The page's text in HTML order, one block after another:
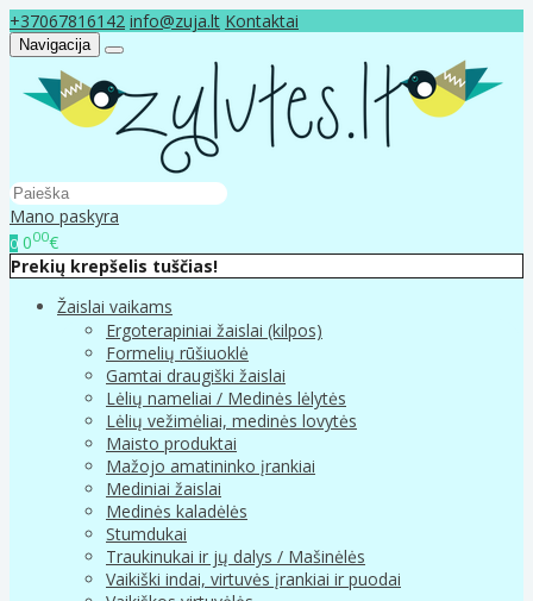
+37067816142 info@zuja.lt Kontaktai
Navigacija
Mano paskyra
0 000€
Prekių krepšelis tuščias!
Žaislai vaikams
Ergoterapiniai žaislai (kilpos)
Formelių rūšiuoklė
Gamtai draugiški žaislai
Lėlių nameliai / Medinės lėlytės
Lėlių vežimėliai, medinės lovytės
Maisto produktai
Mažojo amatininko įrankiai
Mediniai žaislai
Medinės kaladėlės
Stumdukai
Traukinukai ir jų dalys / Mašinėlės
Vaikiški indai, virtuvės įrankiai ir puodai